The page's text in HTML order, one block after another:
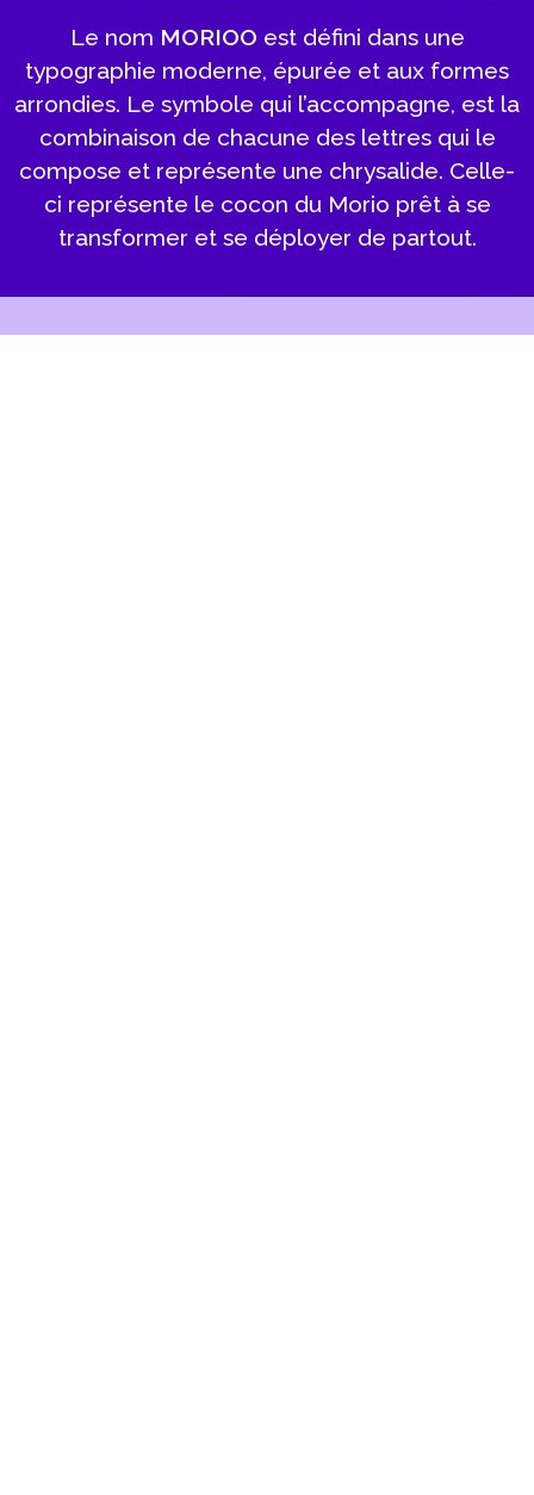
Le nom MORIOO est défini dans une
typographie moderne, épurée et aux formes
arrondies. Le symbole qui l’accompagne, est la
combinaison de chacune des lettres qui le
compose et représente une chrysalide. Celle-
ci représente le cocon du Morio prêt à se
transformer et se déployer de partout.